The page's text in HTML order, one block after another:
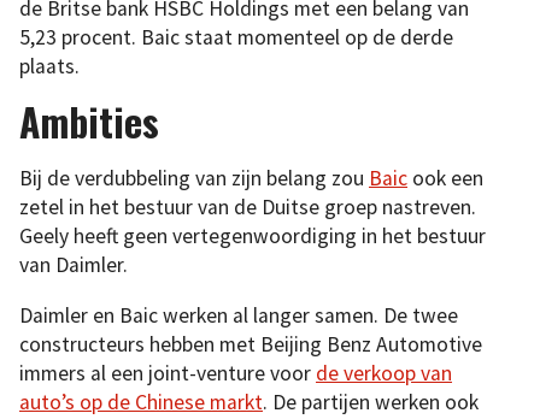
de Britse bank HSBC Holdings met een belang van
5,23 procent. Baic staat momenteel op de derde
plaats.
Ambities
Bij de verdubbeling van zijn belang zou Baic ook een
zetel in het bestuur van de Duitse groep nastreven.
Geely heeft geen vertegenwoordiging in het bestuur
van Daimler.
Daimler en Baic werken al langer samen. De twee
constructeurs hebben met Beijing Benz Automotive
immers al een joint-venture voor de verkoop van
auto’s op de Chinese markt. De partijen werken ook